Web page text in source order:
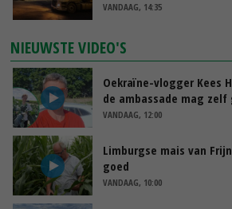
VANDAAG, 14:35
NIEUWSTE VIDEO'S
Oekraïne-vlogger Kees
de ambassade mag zelf
VANDAAG, 12:00
Limburgse mais van
goed
VANDAAG, 10:00